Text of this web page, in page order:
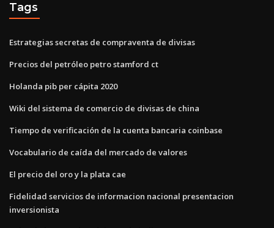
Tags
Estrategias secretas de compraventa de divisas
Precios del petróleo petro stamford ct
Holanda pib per cápita 2020
Wiki del sistema de comercio de divisas de china
Tiempo de verificación de la cuenta bancaria coinbase
Vocabulario de caída del mercado de valores
El precio del oro y la plata cae
Fidelidad servicios de informacion nacional presentacion
inversionista